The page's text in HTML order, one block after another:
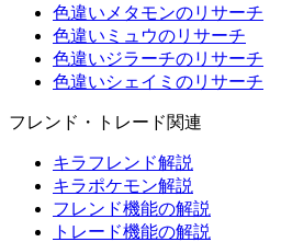
色違いメタモンのリサーチ
色違いミュウのリサーチ
色違いジラーチのリサーチ
色違いシェイミのリサーチ
フレンド・トレード関連
キラフレンド解説
キラポケモン解説
フレンド機能の解説
トレード機能の解説